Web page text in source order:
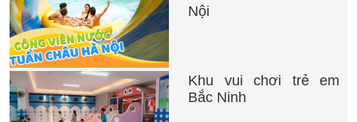
Nội
Khu vui chơi trẻ em
Bắc Ninh